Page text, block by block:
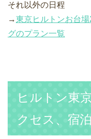
それ以外の日程
→東京ヒルトンお台
グのプラン一覧
ヒルトン東
クセス、宿